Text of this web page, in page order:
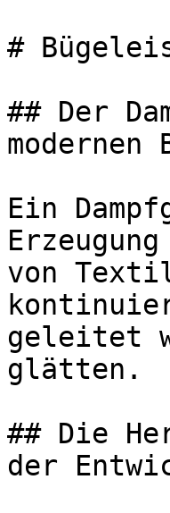
#
## Der
modernen
Ein
von
geleitet
glätten.
## Die
der